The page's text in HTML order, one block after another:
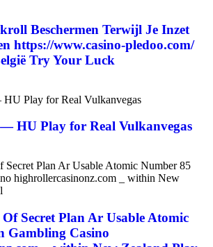
Beschermen Terwijl Je Inzet
https://www.casino-pledoo.com/
Try Your Luck
HU Play for Real Vulkanvegas
Secret Plan Ar Usable Atomic
Gambling Casino